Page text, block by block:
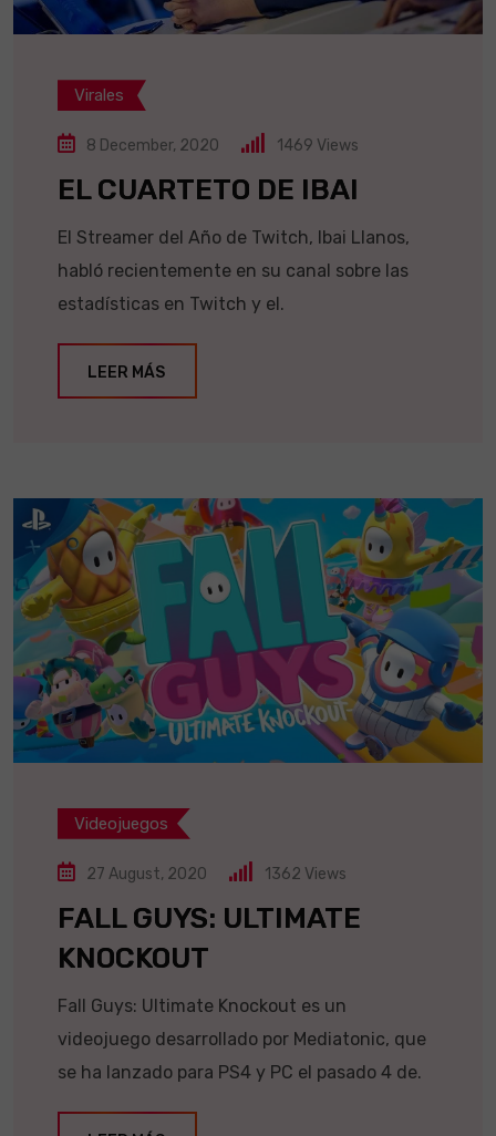
Virales
8 December, 2020 1469 Views
EL CUARTETO DE IBAI
El Streamer del Año de Twitch, Ibai Llanos,
habló recientemente en su canal sobre las
estadísticas en Twitch y el.
LEER MÁS
Videojuegos
27 August, 2020 1362 Views
FALL GUYS: ULTIMATE
KNOCKOUT
Fall Guys: Ultimate Knockout es un
videojuego desarrollado por Mediatonic, que
se ha lanzado para PS4 y PC el pasado 4 de.